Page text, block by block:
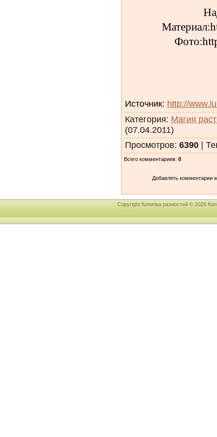
Источник: http://
Категория: Магия
(07.04.2011)
Просмотров: 6390 |
Всего комментариев: 0
Добавлять комментарии
Copyright Копилка разностей © 2026